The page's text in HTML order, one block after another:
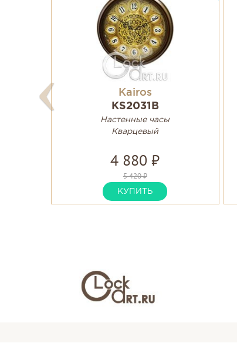
Kairos
KS2031B
Настенные часы
Кварцевый
4 880 ₽
5 420 ₽
КУПИТЬ